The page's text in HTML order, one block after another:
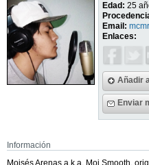
Edad: 25
Email:
Enlaces:
Añadir
Enviar
Información
Moisés Arenas a.k.a. Moi Smooth,